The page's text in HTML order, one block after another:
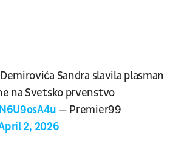
Sandra slavila plasman
na Svetsko prvenstvo
— Premier99
2, 2026